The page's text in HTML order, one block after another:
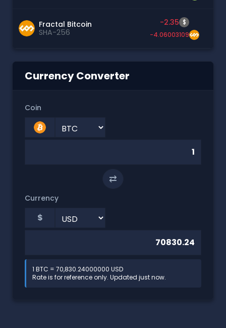
Fractal Bitcoin
SHA-256
-2.35 $
-4.06003109
Currency Converter
Coin
⇄
Currency
$
1 BTC = 70,830.24000000 USD
Rate is for reference only. Updated just now.